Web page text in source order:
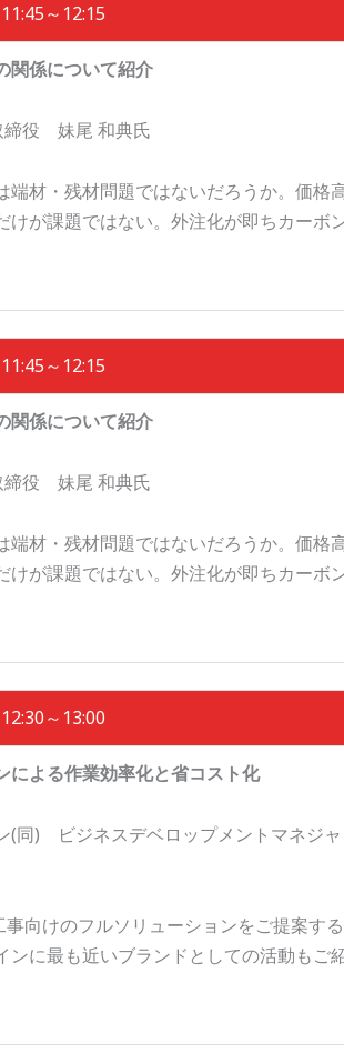
～12:15
関係について紹介
役 妹尾 和典氏
材・残材問題ではないだろうか。価格
が課題ではない。外注化が即ちカーボ
～12:15
関係について紹介
役 妹尾 和典氏
材・残材問題ではないだろうか。価格
が課題ではない。外注化が即ちカーボ
～13:00
による作業効率化と省コスト化
) ビジネスデベロップメントマネジャ
向けのフルソリューションをご提案する
に最も近いブランドとしての活動もご